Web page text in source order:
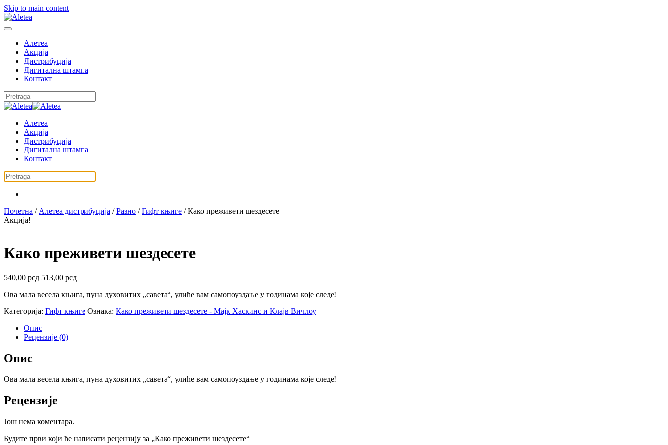
Skip to main content
Алетеа
Акција
Дистрибуција
Дигитална штампа
Контакт
Алетеа
Акција
Дистрибуција
Дигитална штампа
Контакт
Почетна / Алетеа дистрибуција /Разно /Гифт књиге / Како преживети шездесете
Акција!
Како преживети шездесете
540,00рсд Оригинална
је
540,00 рсд.
513,00 рсдТренутна
је:
Ова мала весела књига, пуна духовитих „савета“, улиће вам самопоуздање у годинама које следе!
Категорија: Гифт књиге Ознака: Како преживети шездесете - Мајк Хаскинс и Клајв Вичлоу
Опис
Рецензије (0)
Опис
Ова мала весела књига, пуна духовитих „савета“, улиће вам самопоуздање у годинама које следе!
Рецензије
Још нема коментара.
Будите први који ће написати рецензију за „Како преживети шездесете“